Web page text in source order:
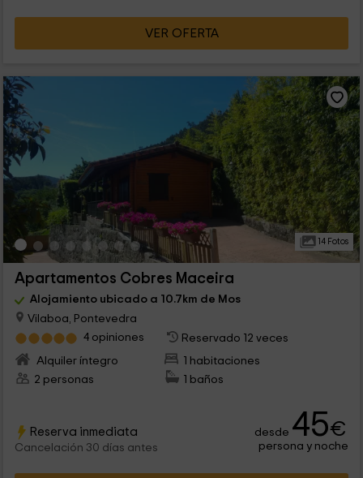
VER OFERTA
14 Fotos
Apartamentos Cobres Maceira
Alojamiento ubicado a 10.7km de Mos
Vilaboa, Pontevedra
4 opiniones
Reservado 12 veces
Alquiler íntegro
1 habitaciones
2 personas
1 baños
Reserva inmediata
Cancelación 30 días antes
desde 45€
persona y noche